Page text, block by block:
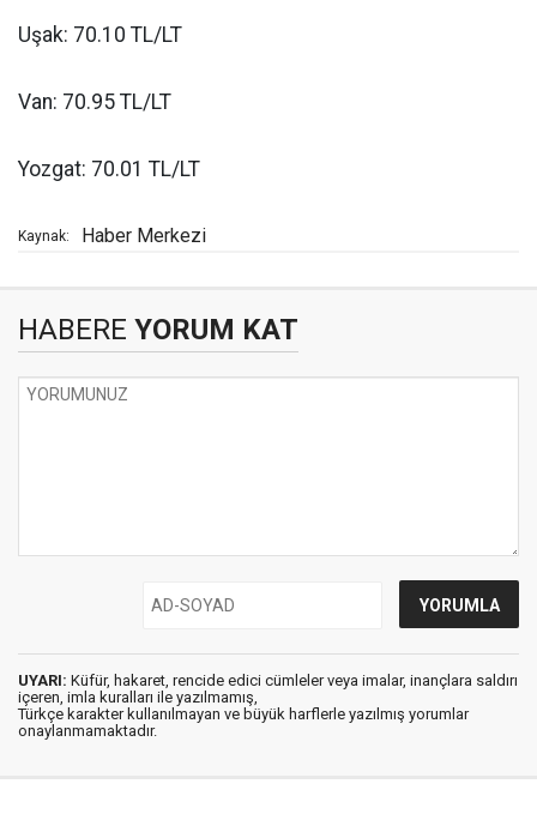
Uşak: 70.10 TL/LT
Van: 70.95 TL/LT
Yozgat: 70.01 TL/LT
Kaynak: Haber Merkezi
HABERE YORUM KAT
UYARI: Küfür, hakaret, rencide edici cümleler veya imalar, inançlara saldırı
içeren, imla kuralları ile yazılmamış,
Türkçe karakter kullanılmayan ve büyük harflerle yazılmış yorumlar
onaylanmamaktadır.